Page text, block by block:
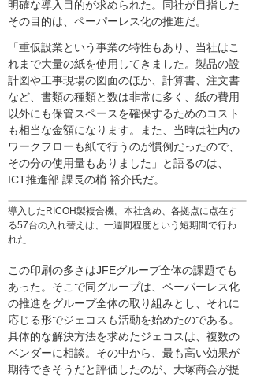
導入したRICOH製複合機。本社含め、各拠点に点在す
る57台の入れ替えは、一週間程度という短期間で行わ
れた
明確な導入目的が求められた。同社が目指した
その目的は、ペーパーレス化の推進だ。
「重仮設業という事業の特性もあり、当社はこ
れまで大量の紙を使用してきました。製品の設
計図や工事現場の図面のほか、計算書、注文書
など、書類の種類と数は非常に多く、紙の費用
以外にも保管スペースを確保するためのコスト
も相当な金額になります。また、当時は社内の
ワークフローも紙で行うのが慣例だったので、
その分の使用量もありました」と語るのは、
ICT推進部 課長の梢 裕介氏だ。
この印刷の多さはJFEグループ全体の課題でも
あった。そこで同グループは、ペーパーレス化
の推進をグループ全体の取り組みとし、それに
応じる形でジェコスも活動を始めたのである。
具体的な解決方法を求めたジェコスは、複数の
ベンダーに相談。その中から、最も高い効果が
期待できそうだと評価したのが、大塚商会が提